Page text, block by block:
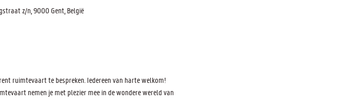
z/n, 9000 Gent, België
ruimtevaart te bespreken. Iedereen van harte welkom!
nemen je met plezier mee in de wondere wereld van